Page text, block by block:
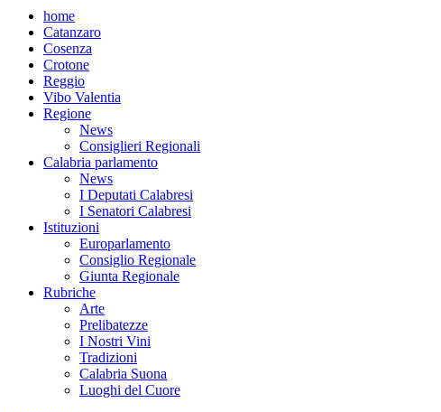
home
Catanzaro
Cosenza
Crotone
Reggio
Vibo Valentia
Regione
News
Consiglieri Regionali
Calabria parlamento
News
I Deputati Calabresi
I Senatori Calabresi
Istituzioni
Europarlamento
Consiglio Regionale
Giunta Regionale
Rubriche
Arte
Prelibatezze
I Nostri Vini
Tradizioni
Calabria Suona
Luoghi del Cuore